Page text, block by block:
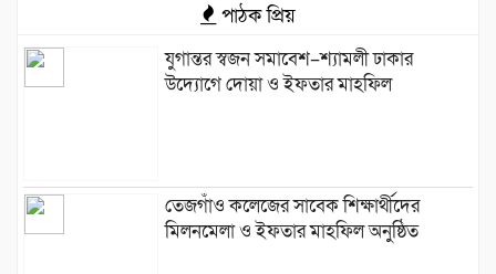
পাঠক প্রিয়
যুগান্তর স্বজন সমাবেশ–শ্যামলী ঢাকার
উদ্যোগে দোয়া ও ইফতার মাহফিল
তেজগাঁও কলেজের সাবেক শিক্ষার্থীদের
মিলনমেলা ও ইফতার মাহফিল অনুষ্ঠিত